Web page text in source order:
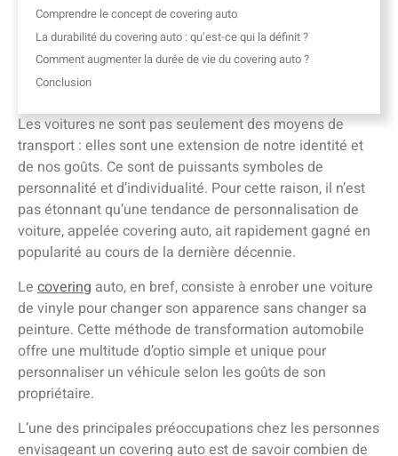
Comprendre le concept de covering auto
La durabilité du covering auto : qu’est-ce qui la définit ?
Comment augmenter la durée de vie du covering auto ?
Conclusion
Les voitures ne sont pas seulement des moyens de
transport : elles sont une extension de notre identité et
de nos goûts. Ce sont de puissants symboles de
personnalité et d’individualité. Pour cette raison, il n’est
pas étonnant qu’une tendance de personnalisation de
voiture, appelée covering auto, ait rapidement gagné en
popularité au cours de la dernière décennie.
Le covering auto, en bref, consiste à enrober une voiture
de vinyle pour changer son apparence sans changer sa
peinture. Cette méthode de transformation automobile
offre une multitude d’optio simple et unique pour
personnaliser un véhicule selon les goûts de son
propriétaire.
L’une des principales préoccupations chez les personnes
envisageant un covering auto est de savoir combien de